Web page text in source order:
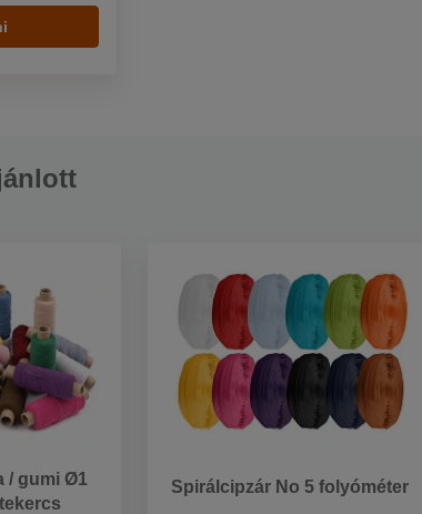
/ gumi Ø1
Spirálcipzár No 5 folyóméter